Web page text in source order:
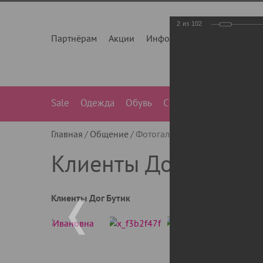
Партнёрам Акции Инфо
Sale Одежда Обувь Сумки
Главная Общение Фотогалерея
Клиенты Дог Бутик
Клиенты Дог Бутик
2 из 102